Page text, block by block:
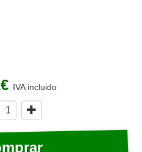
IVA incluido